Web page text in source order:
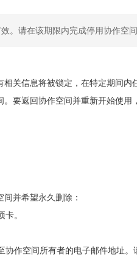
。请在该期限内完成停用协作空间
相关信息将被锁定，在特定期间内
。要返回协作空间并重新开始使
并希望永久删除：
卡。
协作空间所有者的电子邮件地址